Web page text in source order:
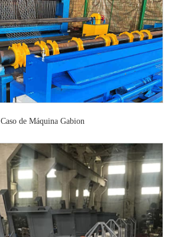
Caso de Máquina Gabion